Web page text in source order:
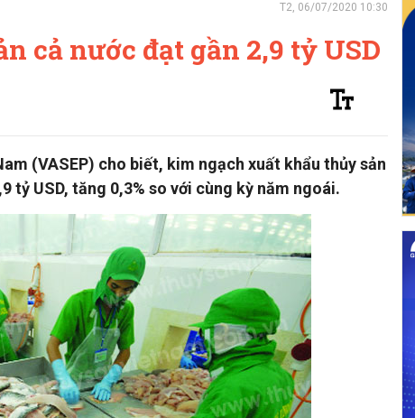
T2, 06/07/2020 10:30
cả nước đạt gần 2,9 tỷ USD
(VASEP) cho biết, kim ngạch xuất khẩu thủy sản
tỷ USD, tăng 0,3% so với cùng kỳ năm ngoái.